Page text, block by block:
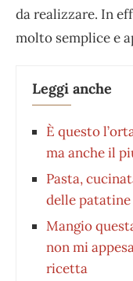
da realizzare. In
molto semplice e
Leggi anche
È questo
ma anche il
Pasta,
delle
Mangio
non mi
ricetta